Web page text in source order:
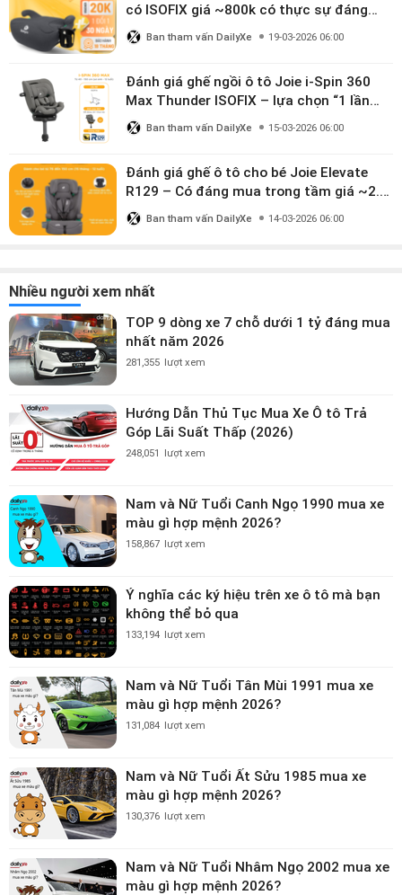
có ISOFIX giá ~800k có thực sự đáng
mua?
Ban tham vấn DailyXe 19-03-2026 06:00
Đánh giá ghế ngồi ô tô Joie i-Spin 360
Max Thunder ISOFIX – lựa chọn “1 lần
dùng đến 12 năm” có đáng giá gần 9
triệu?
Ban tham vấn DailyXe 15-03-2026 06:00
Đánh giá ghế ô tô cho bé Joie Elevate
R129 – Có đáng mua trong tầm giá ~2.8
triệu?
Ban tham vấn DailyXe 14-03-2026 06:00
Nhiều người xem nhất
TOP 9 dòng xe 7 chỗ dưới 1 tỷ đáng mua
nhất năm 2026
281,355 lượt xem
Hướng Dẫn Thủ Tục Mua Xe Ô tô Trả
Góp Lãi Suất Thấp (2026)
248,051 lượt xem
Nam và Nữ Tuổi Canh Ngọ 1990 mua xe
màu gì hợp mệnh 2026?
158,867 lượt xem
Ý nghĩa các ký hiệu trên xe ô tô mà bạn
không thể bỏ qua
133,194 lượt xem
Nam và Nữ Tuổi Tân Mùi 1991 mua xe
màu gì hợp mệnh 2026?
131,084 lượt xem
Nam và Nữ Tuổi Ất Sửu 1985 mua xe
màu gì hợp mệnh 2026?
130,376 lượt xem
Nam và Nữ Tuổi Nhâm Ngọ 2002 mua xe
màu gì hợp mệnh 2026?